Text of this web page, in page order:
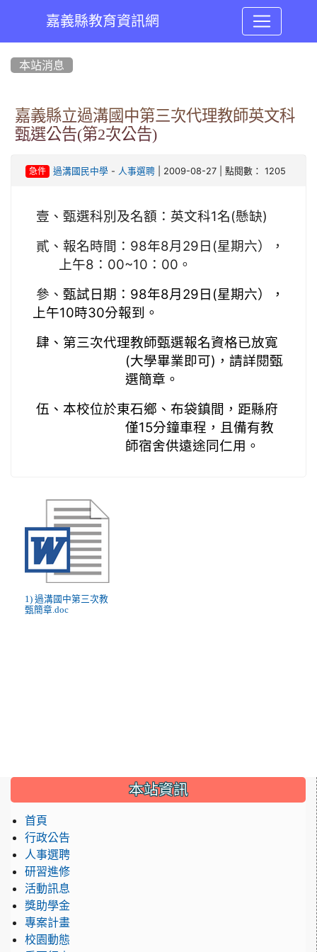
嘉義縣教育資訊網
本站消息
嘉義縣立過溝國中第三次代理教師英文科
甄選公告(第2次公告)
急件 過溝國民中學- 人事選聘| 2009-08-27 | 點閱數： 1205
壹、甄選科別及名額： 英文科1名(懸缺)
貳、報名時間：98年8月29日(星期六），
上午8：00~10：00。
參、 甄試日期：98年8月29日(星期六），
上午10時30分報到。
肆、第三次代理教師甄選報名資格已放寬
(大學畢業即可)，請詳閱甄
選簡章。
伍、本校位於東石鄉、布袋鎮間，距縣府
僅15分鐘車程，且備有教
師宿舍供遠途同仁用。
1) 過溝國中第三次教
甄簡章.doc
::: 本站資訊
首頁
行政公告
人事選聘
研習進修
活動訊息
獎助學金
專案計畫
校園動態